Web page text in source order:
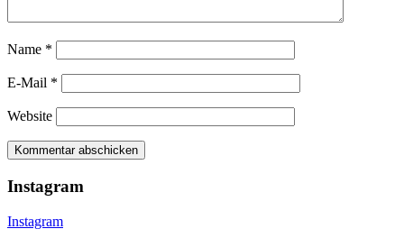
Name *
E-Mail *
Website
Instagram
Instagram